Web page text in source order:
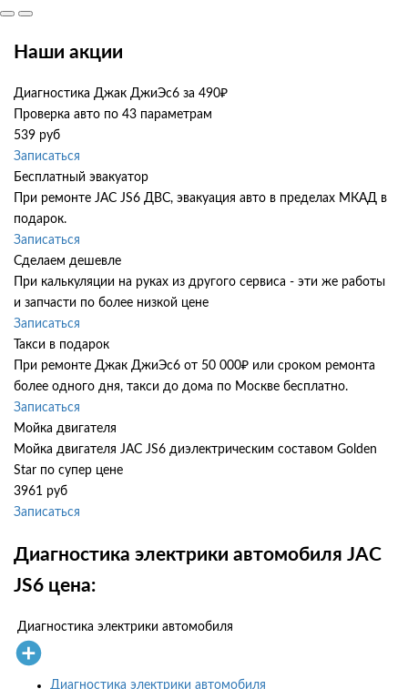
Наши акции
Диагностика Джак ДжиЭс6 за 490₽
Проверка авто по 43 параметрам
539 руб
Записаться
Бесплатный эвакуатор
При ремонте JAC JS6 ДВС, эвакуация авто в пределах МКАД в
подарок.
Записаться
Сделаем дешевле
При калькуляции на руках из другого сервиса - эти же работы
и запчасти по более низкой цене
Записаться
Такси в подарок
При ремонте Джак ДжиЭс6 от 50 000₽ или сроком ремонта
более одного дня, такси до дома по Москве бесплатно.
Записаться
Мойка двигателя
Мойка двигателя JAC JS6 диэлектрическим составом Golden
Star по супер цене
3961 руб
Записаться
Диагностика электрики автомобиля JAC
JS6 цена:
Диагностика электрики автомобиля
Диагностика электрики автомобиля